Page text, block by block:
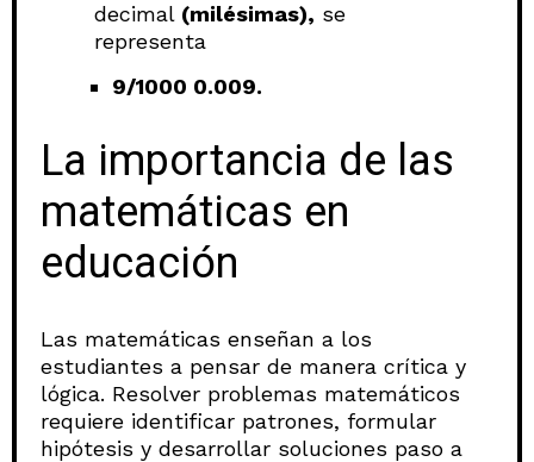
decimal (milésimas), se
representa
9/1000 0.009.
La importancia de las
matemáticas en
educación
Las matemáticas enseñan a los
estudiantes a pensar de manera crítica y
lógica. Resolver problemas matemáticos
requiere identificar patrones, formular
hipótesis y desarrollar soluciones paso a